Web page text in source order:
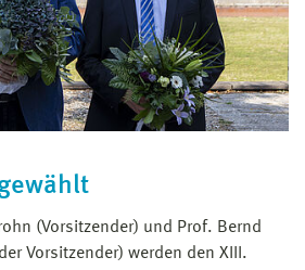
(Vorsitzender) und Prof. Bernd
Vorsitzender) werden den XIII.